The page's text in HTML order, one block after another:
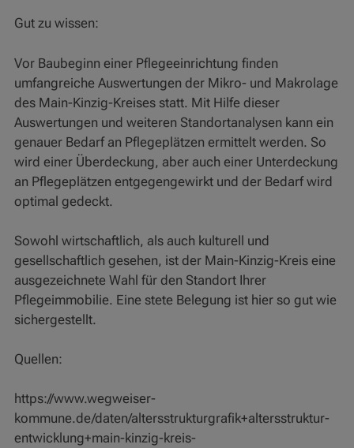
Gut zu wissen:
Vor Baubeginn einer Pflegeeinrichtung finden
umfangreiche Auswertungen der Mikro- und Makrolage
des Main-Kinzig-Kreises statt. Mit Hilfe dieser
Auswertungen und weiteren Standortanalysen kann ein
genauer Bedarf an Pflegeplätzen ermittelt werden. So
wird einer Überdeckung, aber auch einer Unterdeckung
an Pflegeplätzen entgegengewirkt und der Bedarf wird
optimal gedeckt.
Sowohl wirtschaftlich, als auch kulturell und
gesellschaftlich gesehen, ist der Main-Kinzig-Kreis eine
ausgezeichnete Wahl für den Standort Ihrer
Pflegeimmobilie. Eine stete Belegung ist hier so gut wie
sichergestellt.
Quellen:
https://www.wegweiser-
kommune.de/daten/altersstrukturgrafik+altersstruktur-
entwicklung+main-kinzig-kreis-